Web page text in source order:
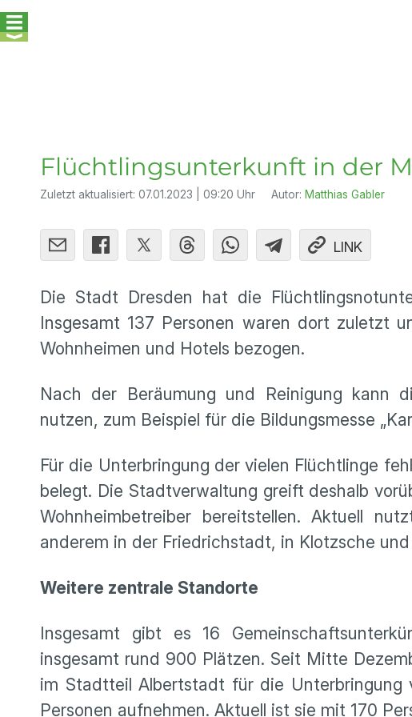
Flüchtlingsunterkunft in der
Zuletzt aktualisiert: 07.01.2023 | 09:20 Uhr Autor: Matthias Gabler
LINK
Die Stadt Dresden hat die
Insgesamt 137 Personen waren dort zuletzt
Wohnheimen und Hotels bezogen.
Nach der Beräumung und Reinigung kann
nutzen, zum Beispiel für die Bildungsmesse
Für die Unterbringung der vielen Flüchtlinge
belegt. Die Stadtverwaltung greift deshalb
Wohnheimbetreiber bereitstellen. Aktuell
anderem in der Friedrichstadt, in Klotzsche
Weitere zentrale Standorte
Insgesamt gibt es 16
insgesamt rund 900 Plätzen. Seit Mitte
im Stadtteil Albertstadt für die Unterbringung
Personen aufnehmen. Aktuell ist sie mit 170